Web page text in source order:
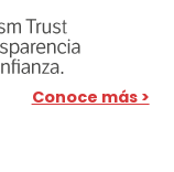
Conoce más >